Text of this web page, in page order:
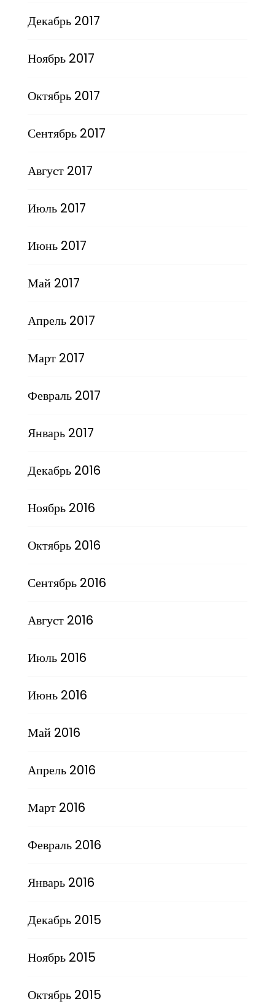
Декабрь 2017
Ноябрь 2017
Октябрь 2017
Сентябрь 2017
Август 2017
Июль 2017
Июнь 2017
Май 2017
Апрель 2017
Март 2017
Февраль 2017
Январь 2017
Декабрь 2016
Ноябрь 2016
Октябрь 2016
Сентябрь 2016
Август 2016
Июль 2016
Июнь 2016
Май 2016
Апрель 2016
Март 2016
Февраль 2016
Январь 2016
Декабрь 2015
Ноябрь 2015
Октябрь 2015